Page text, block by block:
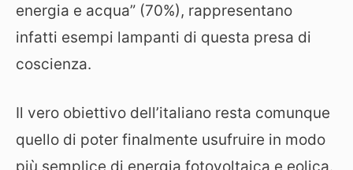
energia e acqua” (70%), rappresentano
infatti esempi lampanti di questa presa di
coscienza.
Il vero obiettivo dell’italiano resta comunque
quello di poter finalmente usufruire in modo